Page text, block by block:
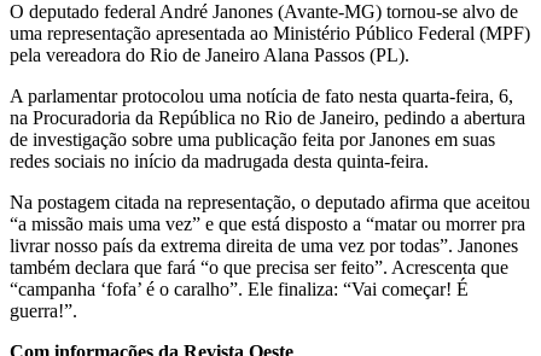
O deputado federal André Janones (Avante-MG) tornou-se alvo de
uma representação apresentada ao Ministério Público Federal (MPF)
pela vereadora do Rio de Janeiro Alana Passos (PL).
A parlamentar protocolou uma notícia de fato nesta quarta-feira, 6,
na Procuradoria da República no Rio de Janeiro, pedindo a abertura
de investigação sobre uma publicação feita por Janones em suas
redes sociais no início da madrugada desta quinta-feira.
Na postagem citada na representação, o deputado afirma que aceitou
“a missão mais uma vez” e que está disposto a “matar ou morrer pra
livrar nosso país da extrema direita de uma vez por todas”. Janones
também declara que fará “o que precisa ser feito”. Acrescenta que
“campanha ‘fofa’ é o caralho”. Ele finaliza: “Vai começar! É
guerra!”.
Com informações da Revista Oeste